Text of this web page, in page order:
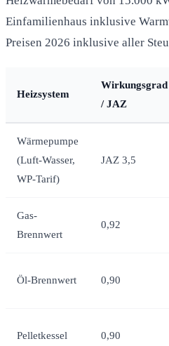
Einfamilienhaus inklusive
Preisen 2026 inklusive aller
Heizsystem
Wirkungsgrad
/ JAZ
Wärmepumpe
(Luft-Wasser,
WP-Tarif)
JAZ 3,5
Gas-
Brennwert
0,92
Öl-Brennwert 0,90
Pelletkessel 0,90